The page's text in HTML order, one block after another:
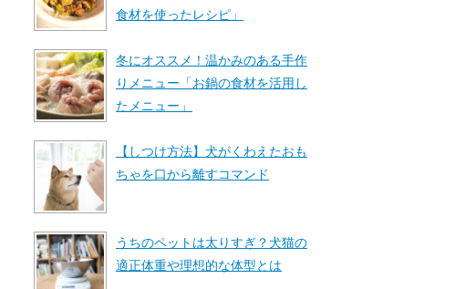
食材を使ったレシピ」
冬にオススメ！温かみのある手作
りメニュー「お鍋の食材を活用し
たメニュー」
【しつけ方法】犬がくわえたおも
ちゃを口から離すコマンド
うちのペットは太りすぎ？犬猫の
適正体重や理想的な体型とは